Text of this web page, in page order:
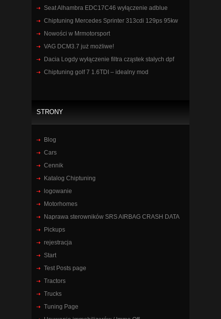
Seat Alhambra EDC17C46 wyłączenie adblue
Chiptuning Mercedes Sprinter 313cdi 129ps 95kw
Nowości w Mrmotorsport
VAG DCM3.7 już możliwe!
Dacia Logdy wyłączenie filtra cząstek stałych dpf
Chiptuning golf 7 1.6TDI – idealny mod
STRONY
Blog
Cars
Cennik
Katalog Chiptuning
logowanie
Motorhomes
Naprawa sterowników SRS AIRBAG CRASH DATA
Pickups
rejestracja
Start
Test Posts page
Tractors
Trucks
Tuning Page